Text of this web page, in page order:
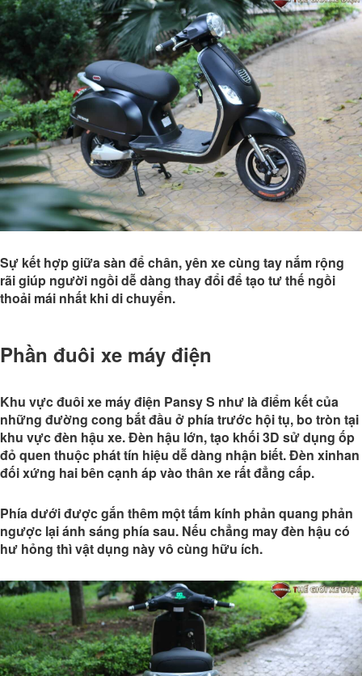
Sự kết hợp giữa sàn để chân, yên xe cùng tay nắm rộng
rãi giúp người ngồi dễ dàng thay đổi để tạo tư thế ngồi
thoải mái nhất khi di chuyển.
Phần đuôi xe máy điện
Khu vực đuôi xe máy điện Pansy S như là điểm kết của
những đường cong bắt đầu ở phía trước hội tụ, bo tròn tại
khu vực đèn hậu xe. Đèn hậu lớn, tạo khối 3D sử dụng ốp
đỏ quen thuộc phát tín hiệu dễ dàng nhận biết. Đèn xinhan
đối xứng hai bên cạnh áp vào thân xe rất đẳng cấp.
Phía dưới được gắn thêm một tấm kính phản quang phản
ngược lại ánh sáng phía sau. Nếu chẳng may đèn hậu có
hư hỏng thì vật dụng này vô cùng hữu ích.